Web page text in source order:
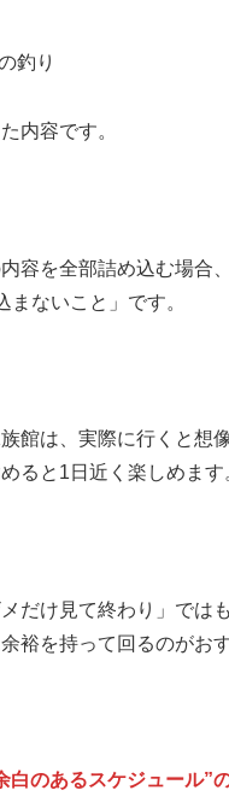
釣り
内容です。
容を全部詰め込む場合
まないこと」です。
館は、実際に行くと想
ると1日近く楽しめます
メだけ見て終わり」では
裕を持って回るのがお
白のあるスケジュール”